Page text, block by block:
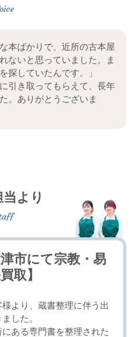
本ばかりで、近所の古本屋
ないと思っていました。ま
探していたんです。」
引き取ってもらえて、長年
。ありがとうございま
より
市にて宗教・易
取】
より、蔵書整理に伴う出
した。
ある専門書を整理された